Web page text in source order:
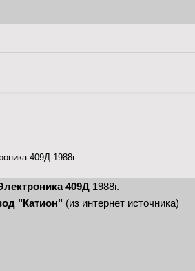
409Д 1988г.
409Д1988г.
"Катион" (из интернет источника)